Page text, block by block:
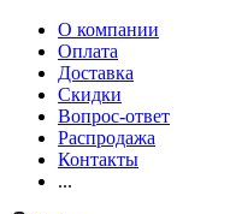
О компании
Оплата
Доставка
Скидки
Вопрос-ответ
Распродажа
Контакты
...